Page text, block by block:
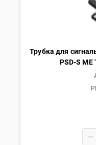
Трубка для
PSD-S ME